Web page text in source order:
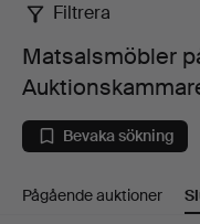
på
Uppsala
Filtrera
Matsalsmöbler
Bevaka sökning
Pågående auktioner